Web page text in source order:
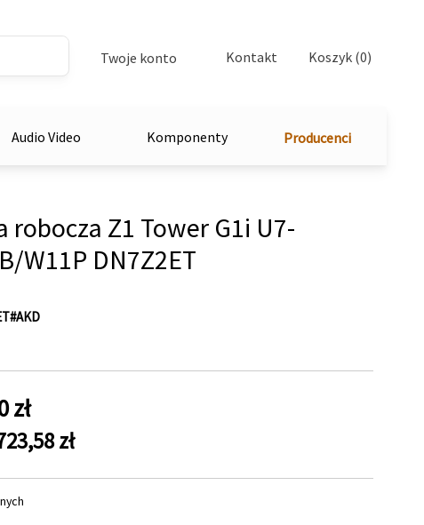
Twoje konto Kontakt Koszyk (0)
Audio Video Komponenty Producenci
robocza Z1 Tower G1i U7-
W11P DN7Z2ET
zł
zł